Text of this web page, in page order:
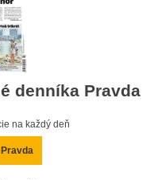
denníka Pravda
na každý deň